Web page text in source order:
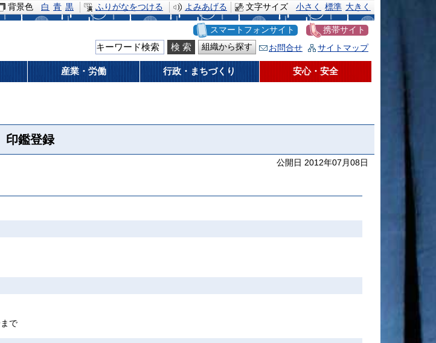
文字サイズ 小さく 標準 大きく
背景色 白 青 黒 ふりがなをつける よみあげる
スマートフォンサイト
携帯サイト
組織から探す
お問合せ サイトマップ
産業・労働 行政・まちづくり 安心・安全
印鑑登録
公開日 2012年07月08日
で